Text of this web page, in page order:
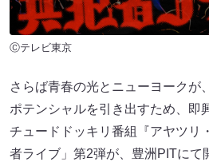
Ⓒテレビ東京
さらば青春の光とニューヨークが
ポテンシャルを引き出すため、即
チュードドッキリ番組『アヤツリ
者ライブ」第2弾が、豊洲PITにて